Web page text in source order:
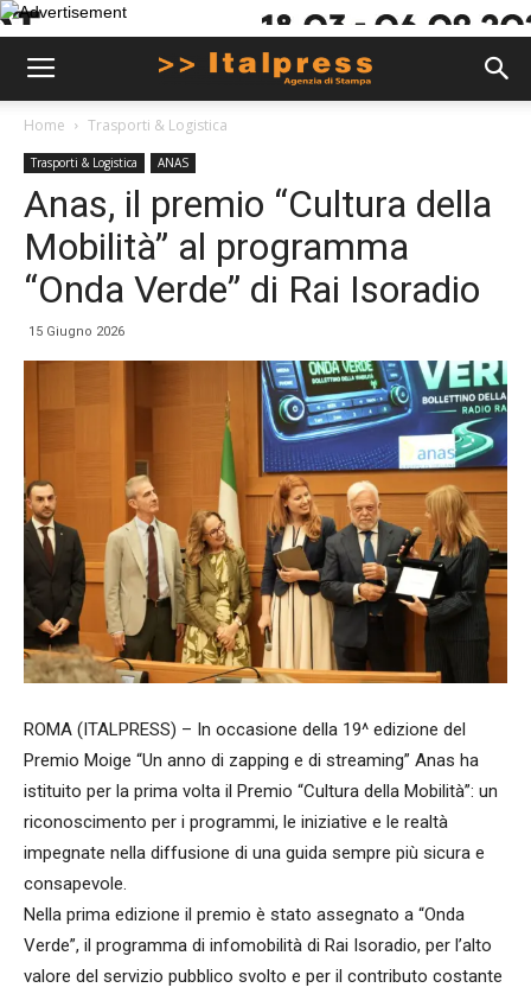
Home Trasporti & Logistica
Trasporti & Logistica ANAS
Anas, il premio “Cultura della
Mobilità” al programma
“Onda Verde” di Rai Isoradio
15 Giugno 2026
ROMA (ITALPRESS) – In occasione della 19^ edizione del
Premio Moige “Un anno di zapping e di streaming” Anas ha
istituito per la prima volta il Premio “Cultura della Mobilità”: un
riconoscimento per i programmi, le iniziative e le realtà
impegnate nella diffusione di una guida sempre più sicura e
consapevole.
Nella prima edizione il premio è stato assegnato a “Onda
Verde”, il programma di infomobilità di Rai Isoradio, per l’alto
valore del servizio pubblico svolto e per il contributo costante